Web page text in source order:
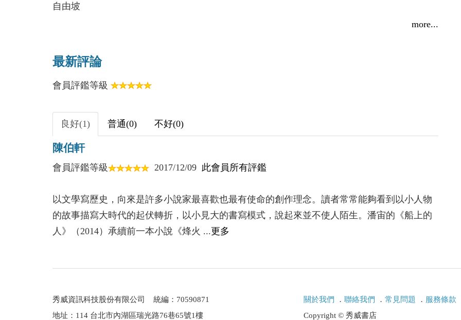
自由坡
天台
老五
來孩兒
社交網
more...
最新評論
會員評鑑等級
良好(1) 普通(0) 不好(0)
陳伯軒
會員評鑑等級 2017/12/09 此會員所有評鑑
以文學寫歷史，向來是許多小說家最喜歡也最有使命的創作理念。讀者常常能夠看到以小人物
的故事描寫大時代的起伏轉折，以小見大的書寫模式，說起來並不使人陌生。潘宙的《船上的
人》（2014）承續前一本小說《烽火 ...更多
秀威資訊科技股份有限公司 統編：70590871
地址：114 台北市內湖區瑞光路76巷65號1樓
關於我們 ． 聯絡我們 ． 常見問題 ． 服務條款
Copyright © 秀威書店